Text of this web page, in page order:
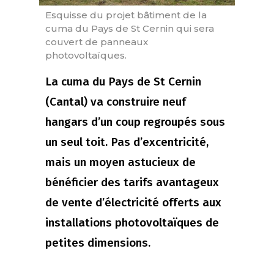
Esquisse du projet bâtiment de la
cuma du Pays de St Cernin qui sera
couvert de panneaux
photovoltaïques.
La cuma du Pays de St Cernin
(Cantal) va construire neuf
hangars d’un coup regroupés sous
un seul toit. Pas d’excentricité,
mais un moyen astucieux de
bénéficier des tarifs avantageux
de vente d’électricité offerts aux
installations photovoltaïques de
petites dimensions.